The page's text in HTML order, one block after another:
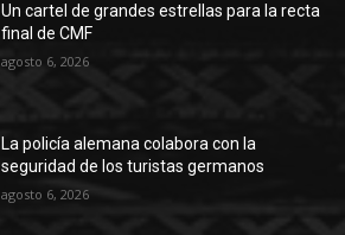
Un cartel de grandes estrellas para la recta
final de CMF
agosto 6, 2026
La policía alemana colabora con la
seguridad de los turistas germanos
agosto 6, 2026